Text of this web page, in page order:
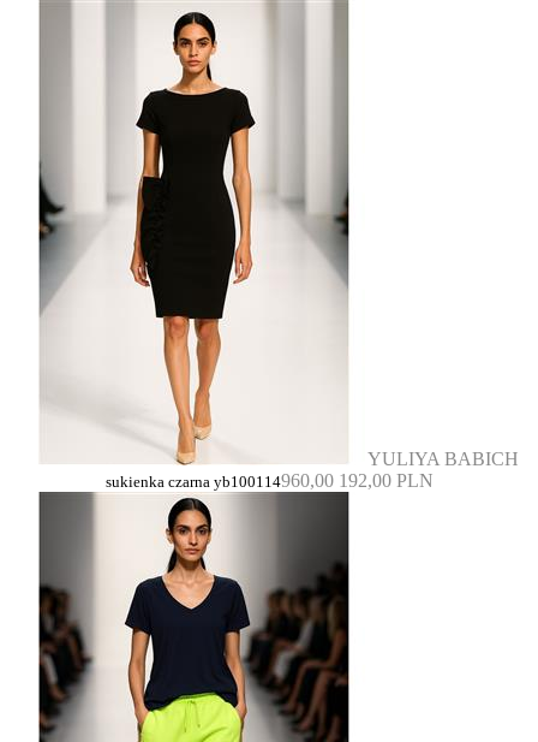
YULIYA BABICH
sukienka czarna yb100114960,00 192,00 PLN